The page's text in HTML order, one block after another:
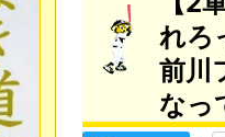
れろ
前川
なっ